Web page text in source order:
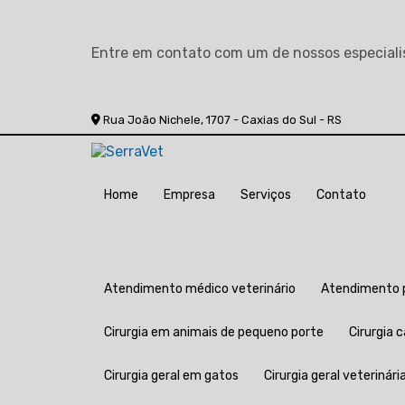
Entre em contato com um de nossos
Rua João Nichele, 1707 - Caxias do Sul - RS
Home Empresa Serviços Contato
Atendimento médico veterinário
Cirurgia em animais de pequeno porte Cirurgia
Cirurgia geral em gatos Cirurgia geral